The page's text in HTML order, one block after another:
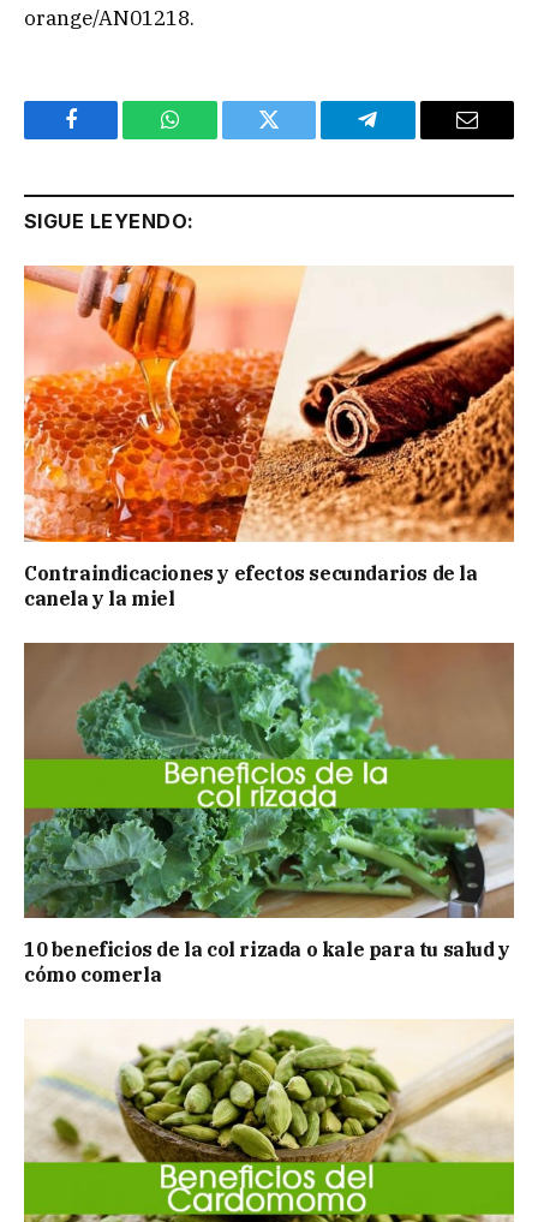
orange/AN01218.
Facebook WhatsApp Twitter Telegram Email
SIGUE LEYENDO:
Contraindicaciones y efectos secundarios de la
canela y la miel
10 beneficios de la col rizada o kale para tu salud y
cómo comerla